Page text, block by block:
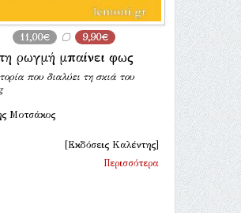
11,00€ 9,90€
ρωγμή μπαίνει φως
που διαλύει τη σκιά του
Μοτσάκος
[Εκδόσεις Καλέντης]
Περισσότερα